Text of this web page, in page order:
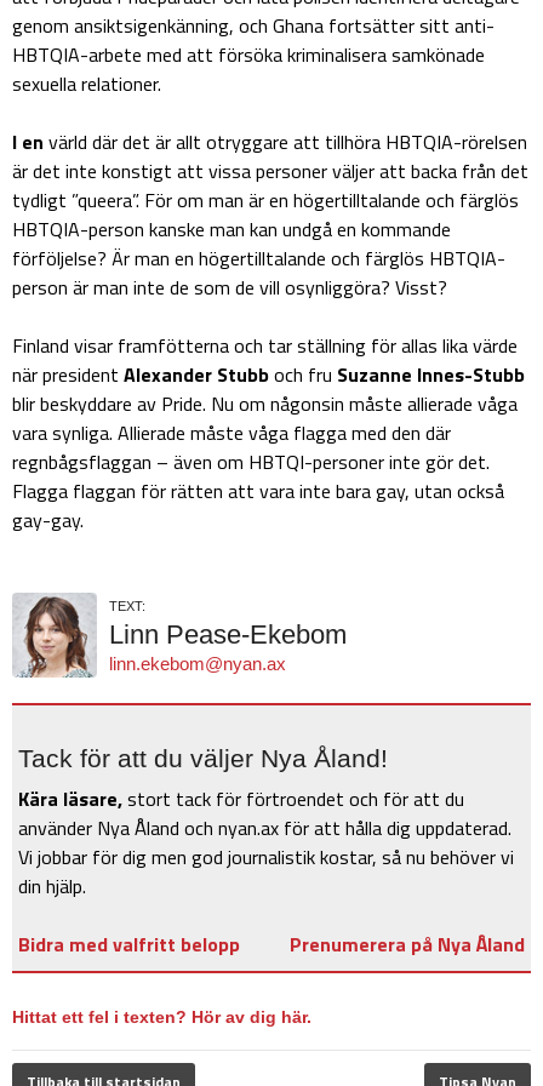
genom ansiktsigenkänning, och Ghana fortsätter sitt anti-
HBTQIA-arbete med att försöka kriminalisera samkönade
sexuella relationer.
I en värld där det är allt otryggare att tillhöra HBTQIA-rörelsen
är det inte konstigt att vissa personer väljer att backa från det
tydligt ”queera”. För om man är en högertilltalande och färglös
HBTQIA-person kanske man kan undgå en kommande
förföljelse? Är man en högertilltalande och färglös HBTQIA-
person är man inte de som de vill osynliggöra? Visst?
Finland visar framfötterna och tar ställning för allas lika värde
när president Alexander Stubboch fru Suzanne Innes-Stubb
blir beskyddare av Pride. Nu om någonsin måste allierade våga
vara synliga. Allierade måste våga flagga med den där
regnbågsflaggan – även om HBTQI-personer inte gör det.
Flagga flaggan för rätten att vara inte bara gay, utan också
gay-gay.
TEXT:
Linn Pease-Ekebom
linn.ekebom@nyan.ax
Tack för att du väljer Nya Åland!
Kära läsare,stort tack för förtroendet och för att du
använder Nya Åland och nyan.ax för att hålla dig uppdaterad.
Vi jobbar för dig men god journalistik kostar, så nu behöver vi
din hjälp.
Bidra med valfritt belopp
Prenumerera på Nya Åland
Hittat ett fel i texten? Hör av dig här.